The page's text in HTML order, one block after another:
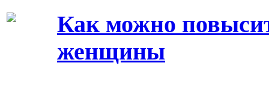
Как можно
женщины